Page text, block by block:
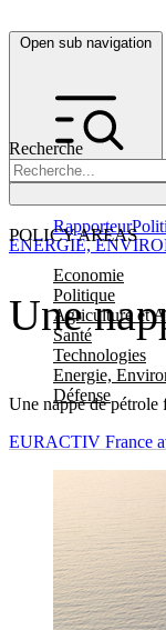
Open sub navigation
Recherche
POLICY AREAS
Economie
Politique
Agriculture et
Santé
Technologies
Energie,
Défense
Rapporteur
Une
Une nappe de pétrole
ENERGIE,
EURACTIV France